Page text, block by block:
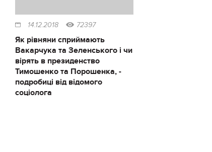
14.12.2018 72397
Як рівняни сприймають
Вакарчука та Зеленського і чи
вірять в президенство
Тимошенко та Порошенка, -
подробиці від відомого
соціолога